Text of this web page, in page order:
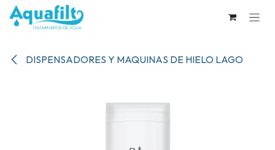
Ir al contenido
DISPENSADORES Y MAQUINAS DE HIELO LAGO